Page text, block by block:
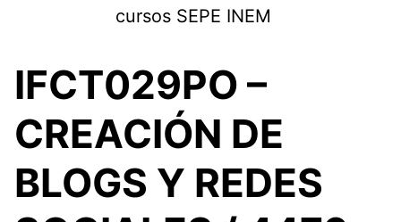
cursos SEPE INEM
IFCT029PO –
CREACIÓN DE
BLOGS Y REDES